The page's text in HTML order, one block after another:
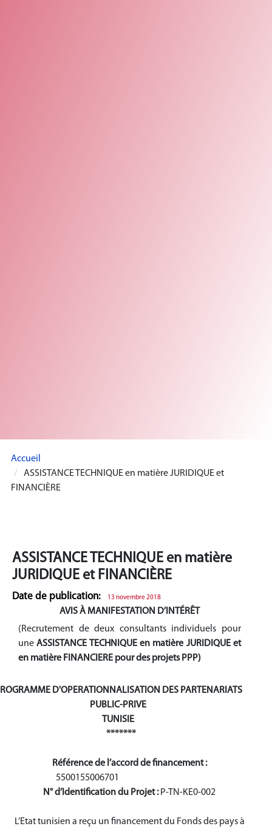
Accueil
ASSISTANCE TECHNIQUE en matière JURIDIQUE et
FINANCIÈRE
ASSISTANCE TECHNIQUE en matière
JURIDIQUE et FINANCIÈRE
Date de publication: 13 novembre 2018
AVIS À MANIFESTATION D’INTÉRÊT
(Recrutement de deux consultants individuels pour
uneASSISTANCE TECHNIQUE en matière JURIDIQUE et
en matière FINANCIERE pour des projets PPP)
D'OPERATIONNALISATION DES PARTENARIATS
PUBLIC-PRIVE
TUNISIE
*******
Référence de l’accord de financement :
5500155006701
N° d’Identification du Projet :P-TN-KE0-002
L’Etat tunisien a reçu un financement du Fonds des pays à